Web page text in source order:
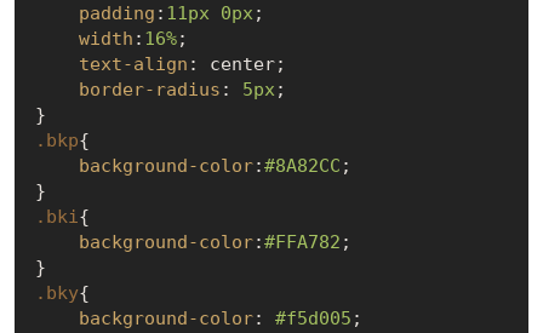
padding : 11px 0px ;
width : 16%;
text-align : center;
border-radius : 5px ;
.bkp{
background-color:#8A82CC ;
.bki{
background-color:#FFA782 ;
.bky{
background-color: #f5d005 ;